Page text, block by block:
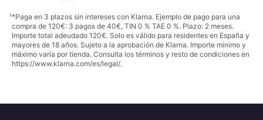
¹*Paga en 3 plazos sin intereses con Klarna. Ejemplo de pago para una
compra de 120€: 3 pagos de 40€, TIN 0 % TAE 0 %. Plazo: 2 meses.
Importe total adeudado 120€. Solo es válido para residentes en España y
mayores de 18 años. Sujeto a la aprobación de Klarna. Importe mínimo y
máximo varía por tienda. Consulta los términos y resto de condiciones en
https://www.klarna.com/es/legal/.